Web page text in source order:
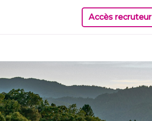
Accès recruteur